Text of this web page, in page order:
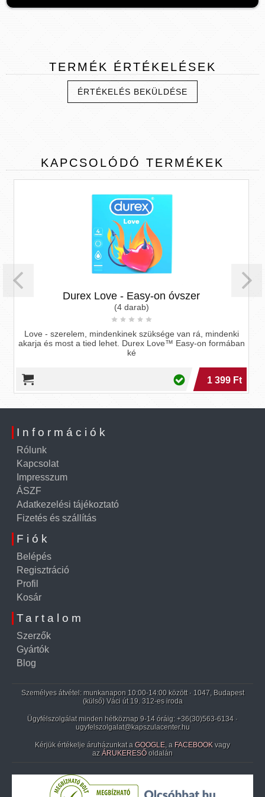
TERMÉK ÉRTÉKELÉSEK
ÉRTÉKELÉS BEKÜLDÉSE
KAPCSOLÓDÓ TERMÉKEK
Love - Easy-on óvszer
mindenkinek szüksége van rá, mindenki
lehet. Durex Love™ Easy-on formában
PheroStrong
Fejjegy: körte,
Információk
Rólunk
Kapcsolat
Impresszum
ÁSZF
Adatkezelési tájékoztató
Fizetés és szállítás
Fiók
Belépés
Regisztráció
Profil
Kosár
Tartalom
Szerzők
Gyártók
Blog
Személyes átvétel: munkanapon 10:00-14:00 között · 1047, Budapest
(külső) Váci út 19. 312-es iroda
Ügyfélszolgálat minden hétköznap 9-14 óráig: +36(30)563-6134 ·
ugyfelszolgalat@kapszulacenter.hu
Kérjük értékelje áruházunkat a GOOGLE, a FACEBOOK vagy
az ÁRUKERESŐ oldalán